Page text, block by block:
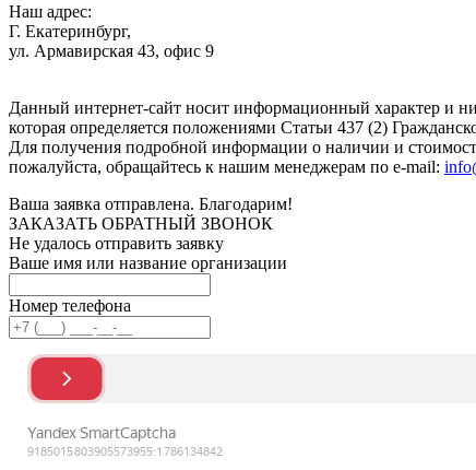
Наш адрес:
Г. Екатеринбург,
ул. Армавирская 43, офис 9
Данный интернет-сайт носит информационный характер и
которая определяется положениями Статьи 437 (2)
Для получения подробной информации о наличии и
пожалуйста, обращайтесь к нашим менеджерам по e-mail:
Ваша заявка отправлена. Благодарим!
ЗАКАЗАТЬ ОБРАТНЫЙ ЗВОНОК
Не удалось отправить заявку
Ваше имя или название организации
Номер телефона